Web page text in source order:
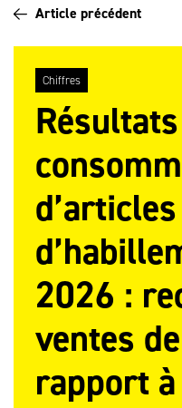
Article précédent
Chiffres
d’articles
2026 :
ventes
rapport